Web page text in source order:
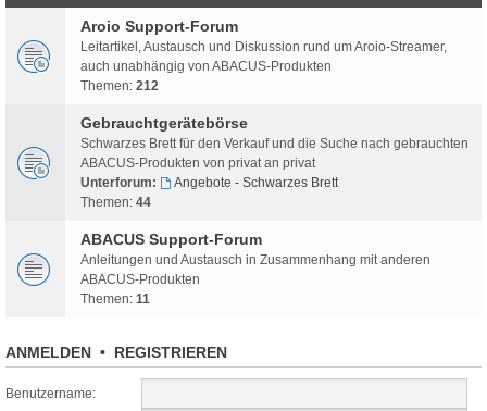
Aroio Support-Forum
Leitartikel, Austausch und Diskussion rund um Aroio-Streamer,
auch unabhängig von ABACUS-Produkten
Themen: 212
Gebrauchtgerätebörse
Schwarzes Brett für den Verkauf und die Suche nach gebrauchten
ABACUS-Produkten von privat an privat
Unterforum:
Angebote - Schwarzes Brett
Themen: 44
ABACUS Support-Forum
Anleitungen und Austausch in Zusammenhang mit anderen
ABACUS-Produkten
Themen: 11
ANMELDEN • REGISTRIEREN
Benutzername: